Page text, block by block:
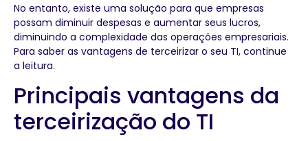
No entanto, existe uma solução para que empresas
possam diminuir despesas e aumentar seus lucros,
diminuindo a complexidade das operações empresariais.
Para saber as vantagens de terceirizar o seu TI, continue
a leitura.
Principais vantagens da
terceirização do TI